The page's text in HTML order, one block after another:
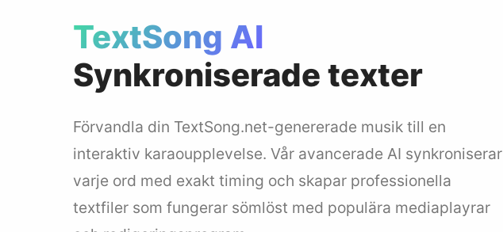
TextSong AI
Synkroniserade texter
Förvandla din TextSong.net-genererade musik till en
interaktiv karaoupplevelse. Vår avancerade AI synkroniserar
varje ord med exakt timing och skapar professionella
textfiler som fungerar sömlöst med populära mediaplayrar